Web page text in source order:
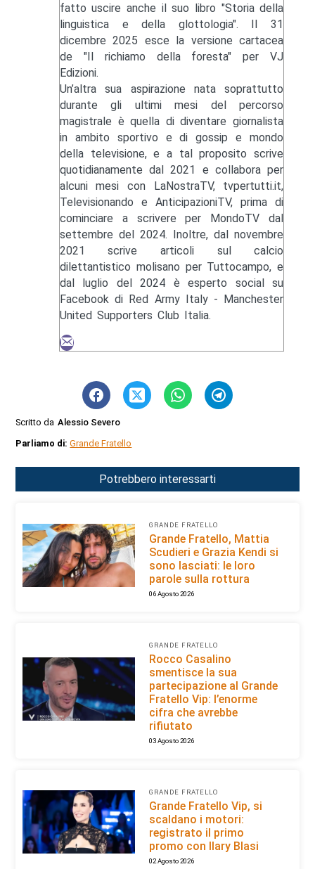
fatto uscire anche il suo libro "Storia della
linguistica e della glottologia". Il 31
dicembre 2025 esce la versione cartacea
de "Il richiamo della foresta" per VJ
Edizioni.
Un’altra sua aspirazione nata soprattutto
durante gli ultimi mesi del percorso
magistrale è quella di diventare giornalista
in ambito sportivo e di gossip e mondo
della televisione, e a tal proposito scrive
quotidianamente dal 2021 e collabora per
alcuni mesi con LaNostraTV, tvpertutti.it,
Televisionando e AnticipazioniTV, prima di
cominciare a scrivere per MondoTV dal
settembre del 2024. Inoltre, dal novembre
2021 scrive articoli sul calcio
dilettantistico molisano per Tuttocampo, e
dal luglio del 2024 è esperto social su
Facebook di Red Army Italy - Manchester
United Supporters Club Italia.
Scritto da Alessio Severo
Parliamo di:Grande Fratello
Potrebbero interessarti
GRANDE FRATELLO
Grande Fratello, Mattia
Scudieri e Grazia Kendi si
sono lasciati: le loro
parole sulla rottura
06 Agosto 2026
GRANDE FRATELLO
Rocco Casalino
smentisce la sua
partecipazione al Grande
Fratello Vip: l’enorme
cifra che avrebbe
rifiutato
03 Agosto 2026
GRANDE FRATELLO
Grande Fratello Vip, si
scaldano i motori:
registrato il primo
promo con Ilary Blasi
02 Agosto 2026